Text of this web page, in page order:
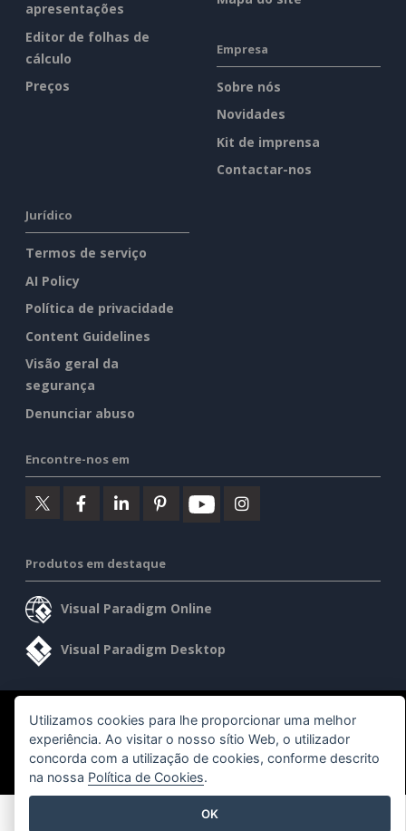
apresentações
Editor de folhas de
cálculo
Preços
Empresa
Sobre nós
Novidades
Kit de imprensa
Contactar-nos
Jurídico
Termos de serviço
AI Policy
Política de privacidade
Content Guidelines
Visão geral da
segurança
Denunciar abuso
Encontre-nos em
Produtos em destaque
Visual Paradigm Online
Visual Paradigm Desktop
©2026 by Visual Paradigm. Todos os direitos reservados.
Termos de serviço AI Policy
Política de privacidade
Content Guidelines
Visão geral da segurança
Utilizamos cookies para lhe proporcionar uma melhor
experiência. Ao visitar o nosso sítio Web, o utilizador
concorda com a utilização de cookies, conforme descrito
na nossa Política de Cookies.
OK